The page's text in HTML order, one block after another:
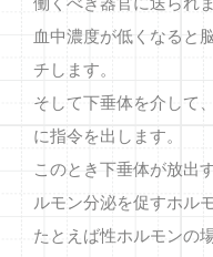
血中濃度が低くなると
チします。
そして下垂体を介して
に指令を出します。
このとき下垂体が放出
ルモン分泌を促すホル
たとえば性ホルモンの